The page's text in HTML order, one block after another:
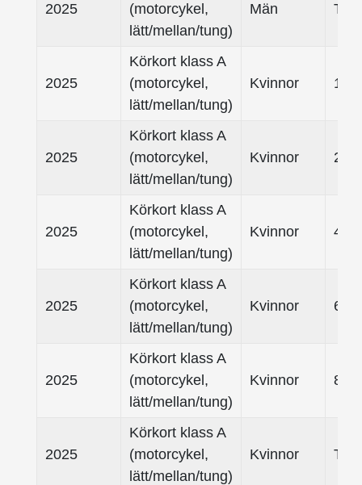
2025
(motorcykel,
lätt/mellan/tung)
Män
2025
Körkort klass A
(motorcykel,
lätt/mellan/tung)
Kvinnor 18 -
2025
Körkort klass A
(motorcykel,
lätt/mellan/tung)
Kvinnor 25-
2025
Körkort klass A
(motorcykel,
lätt/mellan/tung)
Kvinnor 45-
2025
Körkort klass A
(motorcykel,
lätt/mellan/tung)
Kvinnor 65-
2025
Körkort klass A
(motorcykel,
lätt/mellan/tung)
Kvinnor 80-
2025
Körkort klass A
(motorcykel,
lätt/mellan/tung)
Kvinnor